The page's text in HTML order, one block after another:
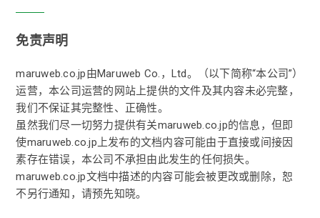
免责声明
maruweb.co.jp由Maruweb Co.，Ltd。（以下简称“本公司”）
运营，本公司运营的网站上提供的文件及其内容未必完整，
我们不保证其完整性、正确性。
虽然我们尽一切努力提供有关maruweb.co.jp的信息，但即
使maruweb.co.jp上发布的文档内容可能由于直接或间接因
素存在错误，本公司不承担由此发生的任何损失。
maruweb.co.jp文档中描述的内容可能会被更改或删除，恕
不另行通知，请预先知晓。